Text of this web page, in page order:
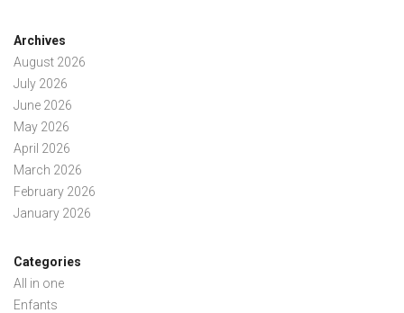
Archives
August 2026
July 2026
June 2026
May 2026
April 2026
March 2026
February 2026
January 2026
Categories
All in one
Enfants